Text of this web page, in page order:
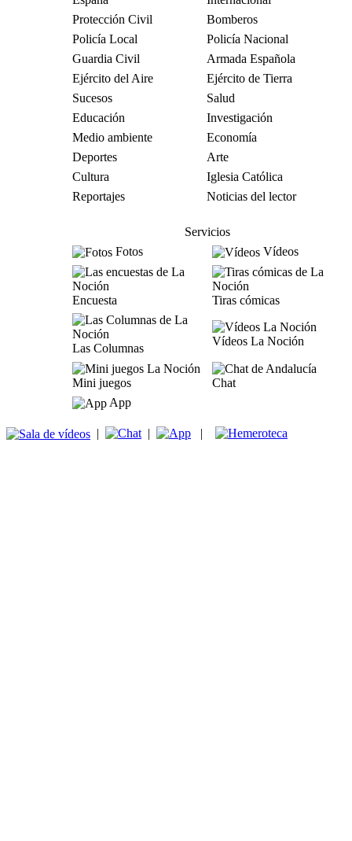
Protección Civil
Bomberos
Policía Local
Policía Nacional
Guardia Civil
Armada Española
Ejército del Aire
Ejército de Tierra
Sucesos
Salud
Educación
Investigación
Medio ambiente
Economía
Deportes
Arte
Cultura
Iglesia Católica
Reportajes
Noticias del lector
Servicios
Fotos
Vídeos
Encuesta Tiras cómicas
Las Columnas
Vídeos La Noción
Mini juegos
Chat
App
| | |